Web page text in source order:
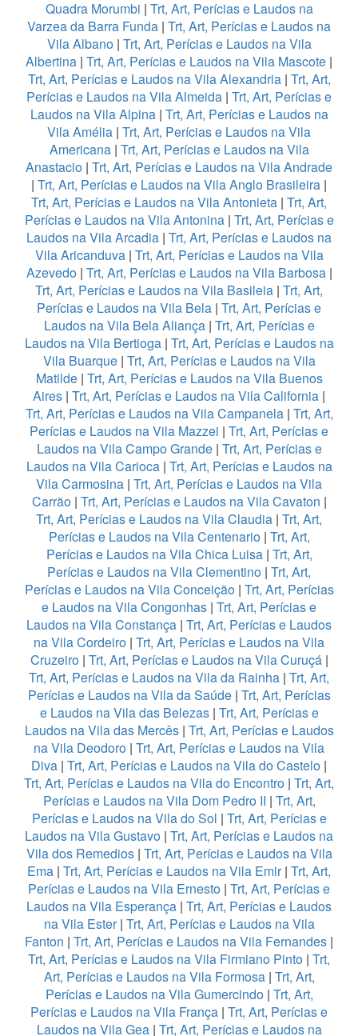
Quadra Morumbi | Trt, Art, Perícias e Laudos na
Varzea da Barra Funda | Trt, Art, Perícias e Laudos na
Vila Albano| Trt, Art, Perícias e Laudos na Vila
Albertina | Trt, Art, Perícias e Laudos na Vila Mascote |
Trt, Art, Perícias e Laudos na Vila Alexandria| Trt, Art,
Perícias e Laudos na Vila Almeida | Trt, Art, Perícias e
Laudos na Vila Alpina | Trt, Art, Perícias e Laudos na
Vila Amélia | Trt, Art, Perícias e Laudos na Vila
Americana| Trt, Art, Perícias e Laudos na Vila
Anastacio | Trt, Art, Perícias e Laudos na Vila Andrade
| Trt, Art, Perícias e Laudos na Vila Anglo Brasileira |
Trt, Art, Perícias e Laudos na Vila Antonieta | Trt, Art,
Perícias e Laudos na Vila Antonina| Trt, Art, Perícias e
Laudos na Vila Arcadia | Trt, Art, Perícias e Laudos na
Vila Aricanduva| Trt, Art, Perícias e Laudos na Vila
Azevedo| Trt, Art, Perícias e Laudos na Vila Barbosa|
Trt, Art, Perícias e Laudos na Vila Basileia | Trt, Art,
Perícias e Laudos na Vila Bela | Trt, Art, Perícias e
Laudos na Vila Bela Aliança| Trt, Art, Perícias e
Laudos na Vila Bertioga| Trt, Art, Perícias e Laudos na
Vila Buarque| Trt, Art, Perícias e Laudos na Vila
Matilde| Trt, Art, Perícias e Laudos na Vila Buenos
Aires | Trt, Art, Perícias e Laudos na Vila California |
Trt, Art, Perícias e Laudos na Vila Campanela| Trt, Art,
Perícias e Laudos na Vila Mazzei | Trt, Art, Perícias e
Laudos na Vila Campo Grande| Trt, Art, Perícias e
Laudos na Vila Carioca| Trt, Art, Perícias e Laudos na
Vila Carmosina | Trt, Art, Perícias e Laudos na Vila
Carrão| Trt, Art, Perícias e Laudos na Vila Cavaton |
Trt, Art, Perícias e Laudos na Vila Claudia | Trt, Art,
Perícias e Laudos na Vila Centenario| Trt, Art,
Perícias e Laudos na Vila Chica Luisa | Trt, Art,
Perícias e Laudos na Vila Clementino | Trt, Art,
Perícias e Laudos na Vila Conceição| Trt, Art, Perícias
e Laudos na Vila Congonhas | Trt, Art, Perícias e
Laudos na Vila Constança | Trt, Art, Perícias e Laudos
na Vila Cordeiro | Trt, Art, Perícias e Laudos na Vila
Cruzeiro | Trt, Art, Perícias e Laudos na Vila Curuçá |
Trt, Art, Perícias e Laudos na Vila da Rainha | Trt, Art,
Perícias e Laudos na Vila da Saúde| Trt, Art, Perícias
e Laudos na Vila das Belezas| Trt, Art, Perícias e
Laudos na Vila das Mercês| Trt, Art, Perícias e Laudos
na Vila Deodoro | Trt, Art, Perícias e Laudos na Vila
Diva | Trt, Art, Perícias e Laudos na Vila do Castelo |
Trt, Art, Perícias e Laudos na Vila do Encontro | Trt, Art,
Perícias e Laudos na Vila Dom Pedro II | Trt, Art,
Perícias e Laudos na Vila do Sol | Trt, Art, Perícias e
Laudos na Vila Gustavo | Trt, Art, Perícias e Laudos na
Vila dos Remedios| Trt, Art, Perícias e Laudos na Vila
Ema | Trt, Art, Perícias e Laudos na Vila Emir| Trt, Art,
Perícias e Laudos na Vila Ernesto | Trt, Art, Perícias e
Laudos na Vila Esperança | Trt, Art, Perícias e Laudos
na Vila Ester| Trt, Art, Perícias e Laudos na Vila
Fanton | Trt, Art, Perícias e Laudos na Vila Fernandes |
Trt, Art, Perícias e Laudos na Vila Firmiano Pinto | Trt,
Art, Perícias e Laudos na Vila Formosa| Trt, Art,
Perícias e Laudos na Vila Gumercindo| Trt, Art,
Perícias e Laudos na Vila França | Trt, Art, Perícias e
Laudos na Vila Gea| Trt, Art, Perícias e Laudos na